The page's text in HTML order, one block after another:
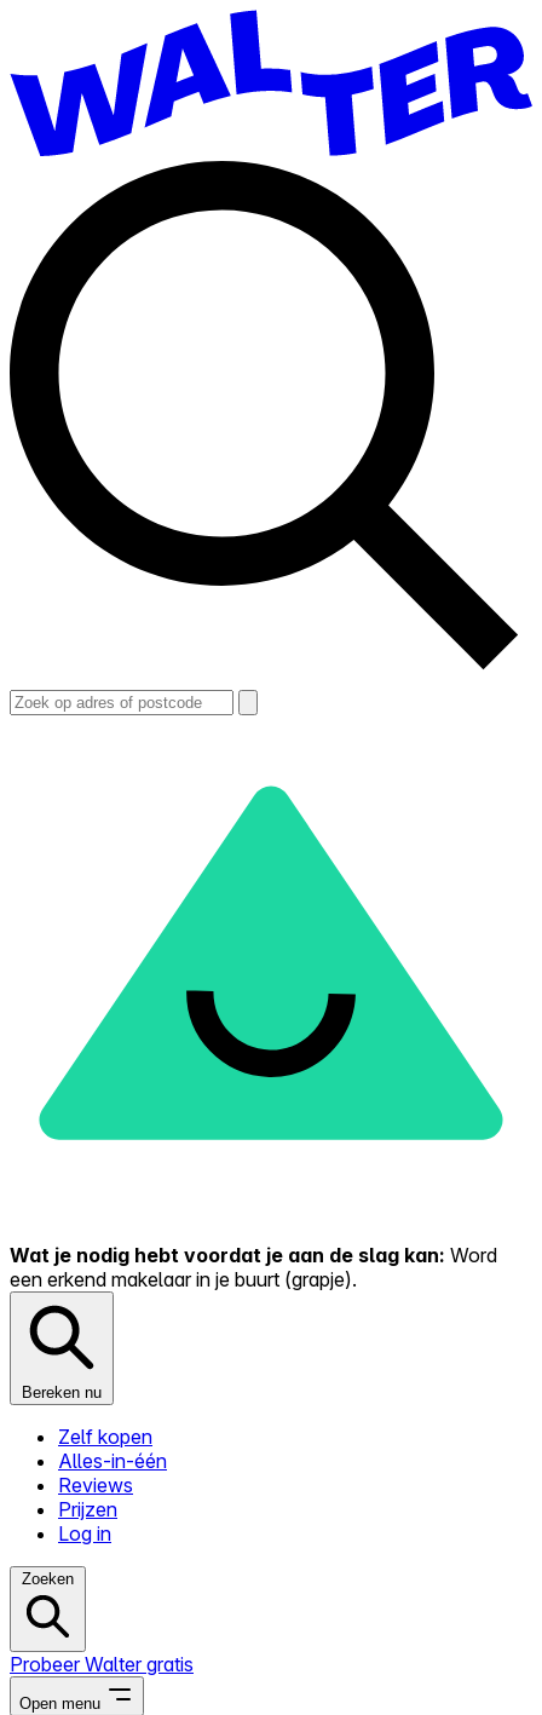
Wat je nodig hebt voordat je aan de slag kan: Word
een erkend makelaar in je buurt (grapje).
Bereken nu
Zelf kopen
Alles-in-één
Reviews
Prijzen
Log in
Zoeken
Probeer Walter gratis
Open menu